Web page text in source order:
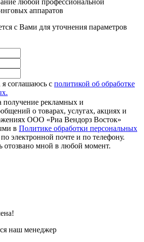
любой профессиональной
аппаратов
с Вами для уточнения параметров
я соглашаюсь с политикой об обработке
получение рекламных и
о товарах, услугах, акциях и
ООО «Риа Вендорз Восток»
в Политике обработки персональных
электронной почте и по телефону.
отозвано мной в любой момент.
наш менеджер